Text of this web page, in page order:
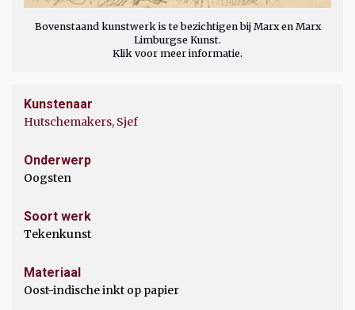
Bovenstaand kunstwerk is te bezichtigen bij Marx en Marx
Limburgse Kunst.
Klik voor meer informatie.
Kunstenaar
Hutschemakers, Sjef
Onderwerp
Oogsten
Soort werk
Tekenkunst
Materiaal
Oost-indische inkt op papier